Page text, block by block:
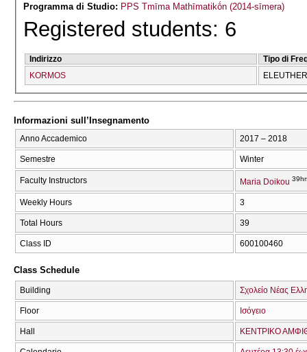
Programma di Studio: PPS Tmīma Mathīmatikṓn (2014-sīmera)
Registered students: 6
Indirizzo
Tipo di
KORMOS
Informazioni sull’Insegnamento
Anno Accademico 2017 – 2018
Semestre Winter
Faculty Instructors Maria Doikou
Weekly Hours 3
Total Hours 39
Class ID 600100460
Class Schedule
Building Σχολείο Νέας
Floor Ισόγειο
Hall ΚΕΝΤΡΙΚΟ